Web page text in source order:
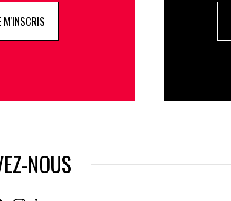
M'INSCRIS
NOUS